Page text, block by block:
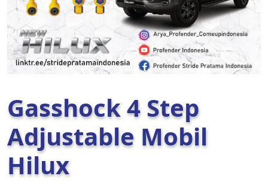
Gasshock 4 Step
Adjustable Mobil
Hilux